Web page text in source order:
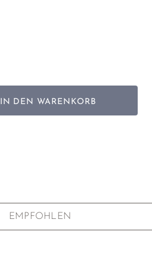
IN DEN WARENKORB
EMPFOHLEN